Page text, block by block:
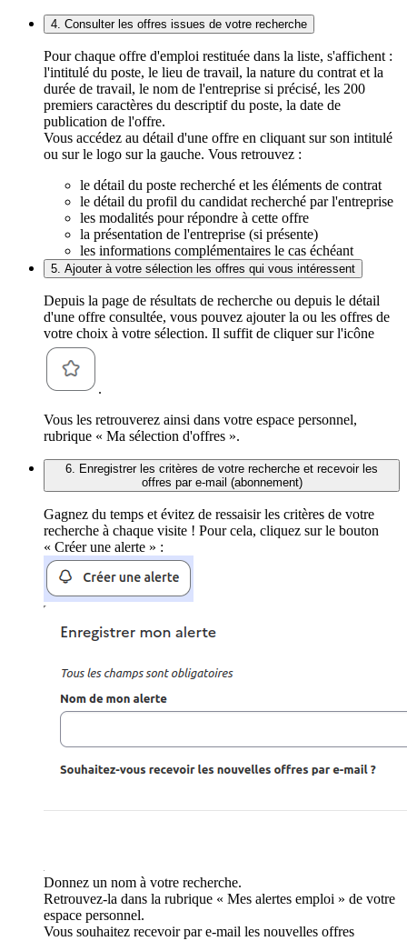
4. Consulter les offres issues de votre recherche
Pour chaque offre d'emploi restituée dans la liste, s'affichent :
l'intitulé du poste, le lieu de travail, la nature du contrat et la
durée de travail, le nom de l'entreprise si précisé, les 200
premiers caractères du descriptif du poste, la date de
publication de l'offre.
Vous accédez au détail d'une offre en cliquant sur son intitulé
ou sur le logo sur la gauche. Vous retrouvez :
le détail du poste recherché et les éléments de contrat
le détail du profil du candidat recherché par l'entreprise
les modalités pour répondre à cette offre
la présentation de l'entreprise (si présente)
les informations complémentaires le cas échéant
5. Ajouter à votre sélection les offres qui vous intéressent
Depuis la page de résultats de recherche ou depuis le détail
d'une offre consultée, vous pouvez ajouter la ou les offres de
votre choix à votre sélection. Il suffit de cliquer sur l'icône
.
Vous les retrouverez ainsi dans votre espace personnel,
rubrique « Ma sélection d'offres ».
6. Enregistrer les critères de votre recherche et recevoir les
offres par e-mail (abonnement)
Gagnez du temps et évitez de ressaisir les critères de votre
recherche à chaque visite ! Pour cela, cliquez sur le bouton
« Créer une alerte » :
Donnez un nom à votre recherche.
Retrouvez-la dans la rubrique « Mes alertes emploi » de votre
espace personnel.
Vous souhaitez recevoir par e-mail les nouvelles offres